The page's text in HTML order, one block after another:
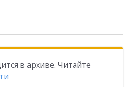
в архиве. Читайте